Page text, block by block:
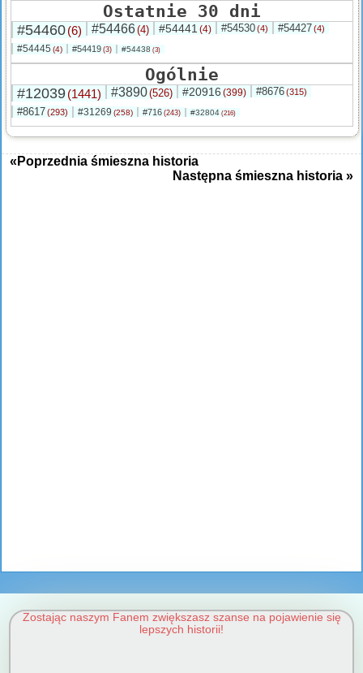
Ostatnie 30 dni
#54460(6) #54466(4) #54441 (4) #54530(4) #54427(4)
#54445 (4) #54419 (3) #54438 (3)
Ogólnie
#12039(1441) #3890(526) #20916 (399) #8676(315)
#8617(293) #31269 (258) #716 (243) #32804 (216)
«Poprzednia śmieszna historia
Następna śmieszna historia »
Zostając naszym Fanem zwiększasz szanse na pojawienie się
lepszych historii!